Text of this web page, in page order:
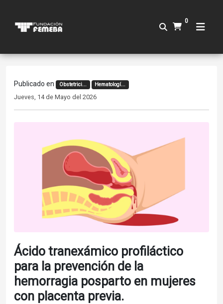
0
Publicado en Obstetrici... Hematologí...
Jueves, 14 de Mayo del 2026
Ácido tranexámico profiláctico
para la prevención de la
hemorragia posparto en mujeres
con placenta previa.